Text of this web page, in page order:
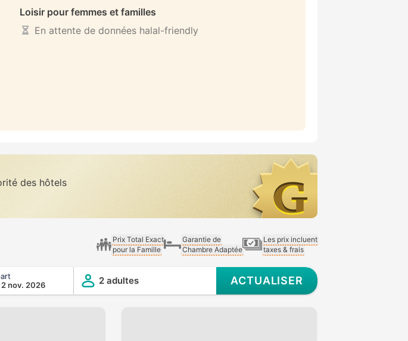
Loisir pour femmes et familles
En attente de données halal-friendly
des hôtels
Prix Total Exact
pour la Famille
Garantie de
Chambre Adaptée
Les prix incluent
taxes & frais
nov. 2026
2 adultes ACTUALISER